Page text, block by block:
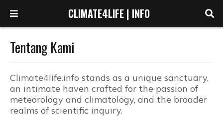
CLIMATE4LIFE | INFO
Tentang Kami
Climate4life.info stands as a unique sanctuary,
an intimate haven crafted for the passion of
meteorology and climatology, and the broader
realms of scientific inquiry.